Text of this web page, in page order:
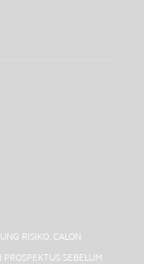
RISIKO. CALON
SEBELUM